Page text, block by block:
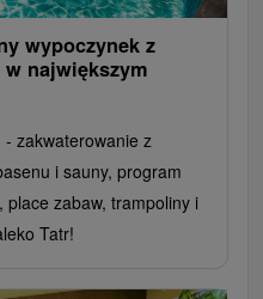
wypoczynek z
największym
- zakwaterowanie z
i sauny, program
zabaw, trampoliny i
Tatr!